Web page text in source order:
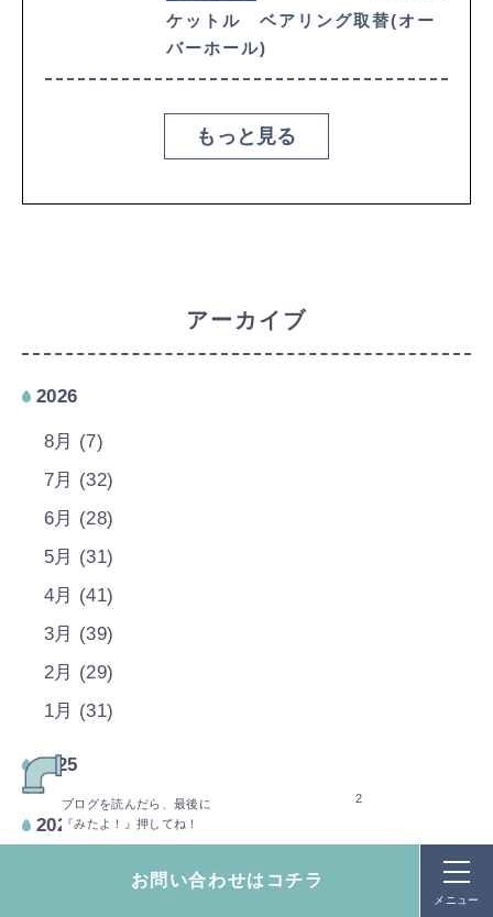
お問い合わせはコチラ
メニュー
ケットル ベアリング取替(オー
バーホール)
もっと見る
アーカイブ
2026
8月 (7)
7月 (32)
6月 (28)
5月 (31)
4月 (41)
3月 (39)
2月 (29)
1月 (31)
2025
2024
ブログを読んだら、最後に
『みたよ！』押してね！
2